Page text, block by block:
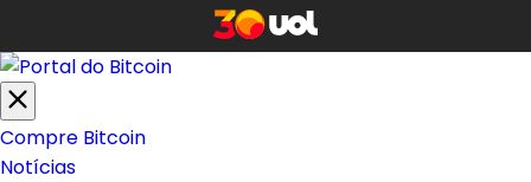
Compre Bitcoin
Notícias